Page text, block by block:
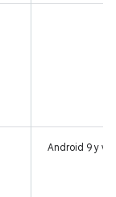
Android 9 y